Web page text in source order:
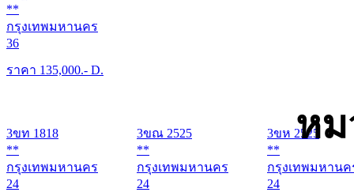
**
กรุงเทพมหานคร
36
ราคา 135,000.- D.
หม
3ขท 1818
**
กรุงเทพมหานคร
24
3ขณ 2525
**
กรุงเทพมหานคร
24
3ขห 2525
**
กรุงเทพมหานค
24